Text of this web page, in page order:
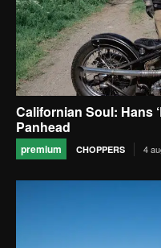
Californian Soul: Hans
Panhead
premium CHOPPERS 4